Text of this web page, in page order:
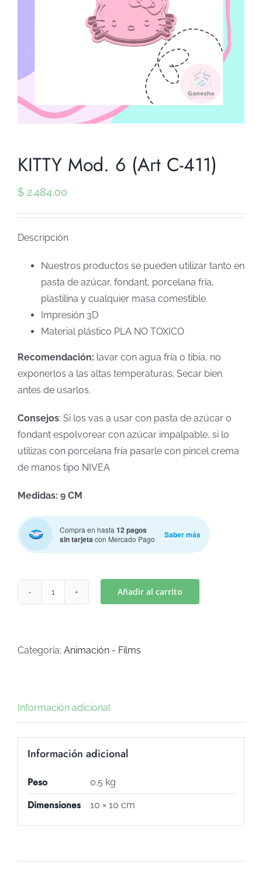
KITTY Mod. 6 (Art C-411)
$ 2.484,00
Descripción
Nuestros productos se pueden utilizar tanto en
pasta de azúcar, fondant, porcelana fría,
plastilina y cualquier masa comestible.
Impresión 3D
Material plástico PLA NO TOXICO
Recomendación: lavar con agua fría o tibia, no
exponerlos a las altas temperaturas. Secar bien
antes de usarlos.
Consejos: Si los vas a usar con pasta de azúcar o
fondant espolvorear con azúcar impalpable, si lo
utilizas con porcelana fría pasarle con pincel crema
de manos tipo NIVEA
Medidas: 9 CM
Compra en hasta12 pagos
sin tarjetacon Mercado Pago Saber más
(Art
Añadir al carrito
Categoría: Animación - Films
Información adicional
Información adicional
Peso 0.5 kg
Dimensiones 10 × 10 cm